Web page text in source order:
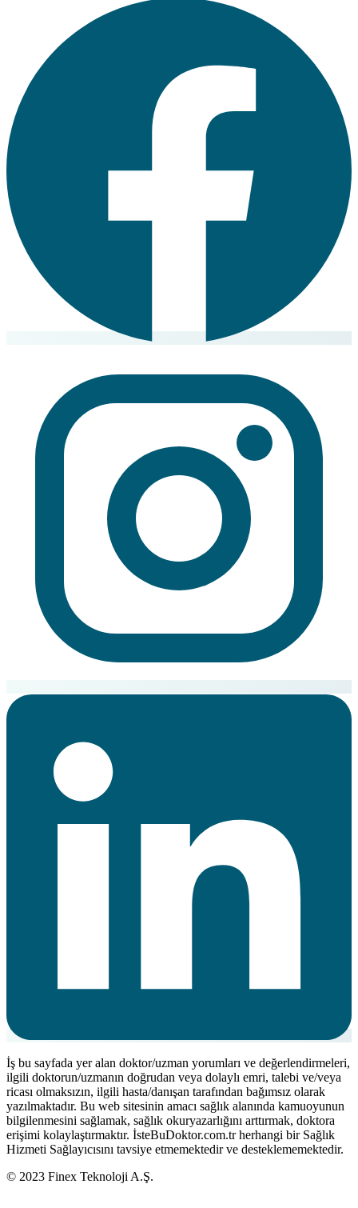
İş bu sayfada yer alan doktor/uzman yorumları ve değerlendirmeleri,
ilgili doktorun/uzmanın doğrudan veya dolaylı emri, talebi ve/veya
ricası olmaksızın, ilgili hasta/danışan tarafından bağımsız olarak
yazılmaktadır. Bu web sitesinin amacı sağlık alanında kamuoyunun
bilgilenmesini sağlamak, sağlık okuryazarlığını arttırmak, doktora
erişimi kolaylaştırmaktır. İsteBuDoktor.com.tr herhangi bir Sağlık
Hizmeti Sağlayıcısını tavsiye etmemektedir ve desteklememektedir.
© 2023 Finex Teknoloji A.Ş.